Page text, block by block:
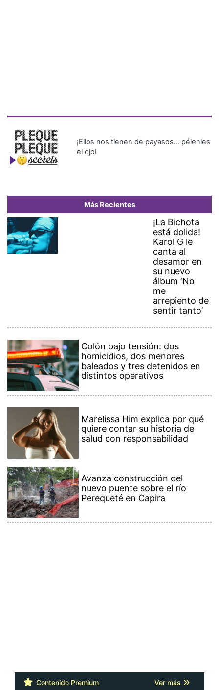
¡Ellos nos tienen de payasos… pélenles
el ojo!
Más Recientes
¡La Bichota
está dolida!
Karol G le
canta al
desamor en
su nuevo
álbum ‘No
me
arrepiento de
sentir tanto’
Colón bajo tensión: dos
homicidios, dos menores
baleados y tres detenidos en
distintos operativos
Marelissa Him explica por qué
quiere contar su historia de
salud con responsabilidad
Avanza construcción del
nuevo puente sobre el río
Perequeté en Capira
Contenido Premium Ver más